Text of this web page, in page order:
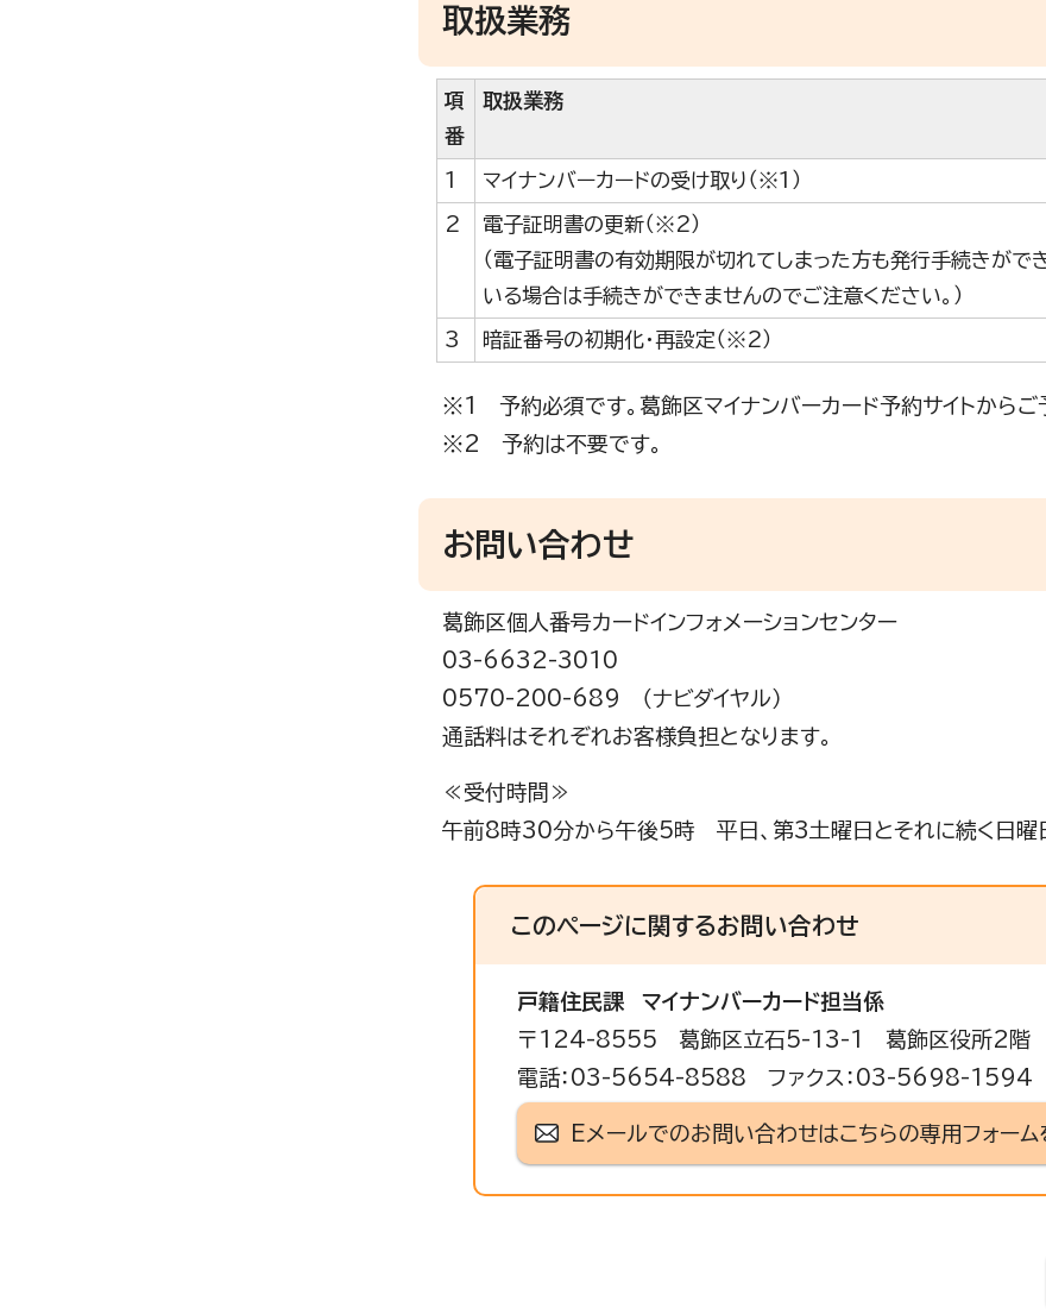
取扱業務
項
番
取扱業務
1 マイナンバーカードの受け取り（※1）
2
電子証明書の更新（※2）
（電子証明書の有効期限が切れてしまった方も発行手続きがで
いる場合は手続きができませんのでご注意ください。）
3 暗証番号の初期化・再設定（※2）
※1 予約必須です。葛飾区マイナンバーカード予約サイトからご
※2 予約は不要です。
お問い合わせ
葛飾区個人番号カードインフォメーションセンター
03-6632-3010
0570-200-689 （ナビダイヤル）
通話料はそれぞれお客様負担となります。
≪受付時間≫
午前8時30分から午後5時 平日、第3土曜日とそれに続く日曜
このページに関するお問い合わせ
戸籍住民課
マイナンバーカード担当係
〒124-8555 葛飾区立石5-13-1 葛飾区役所2階
電話：03-5654-8588 ファクス：03-5698-1594
Eメールでのお問い合わせはこちらの専用フォーム